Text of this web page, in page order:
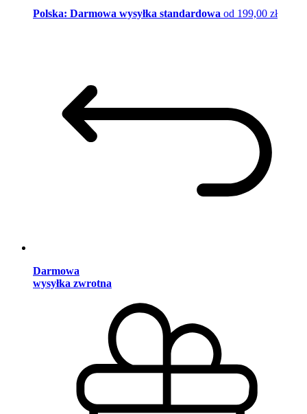
Polska: Darmowa wysyłka standardowa od 199,00 zł
Darmowa
wysyłka zwrotna